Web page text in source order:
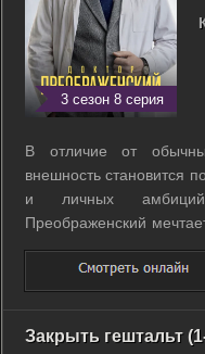
3 сезон 8 серия
В отличие от
внешность становится
и личных
Преображенский
чтобы сделать
человеку по всей
обращается в
Закрыть гештальт